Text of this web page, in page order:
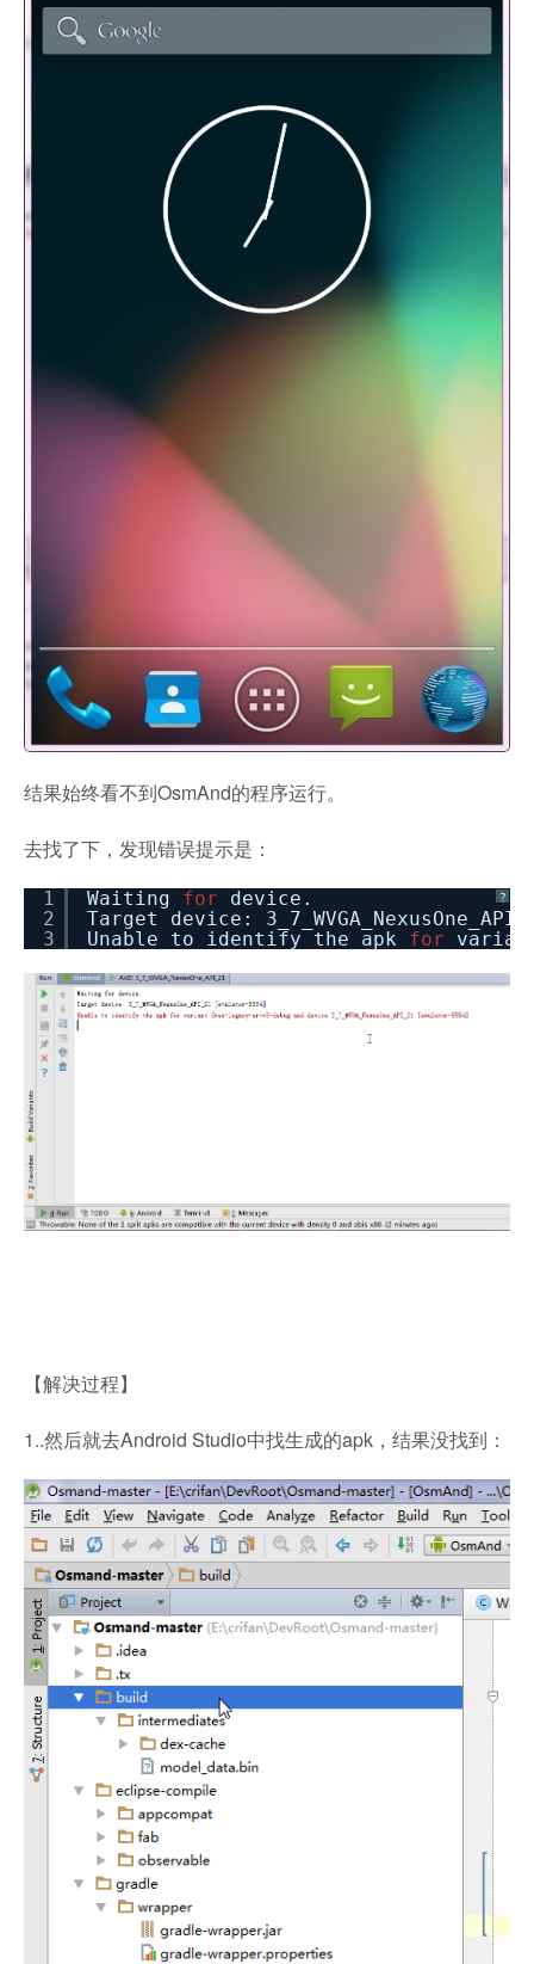
结果始终看不到OsmAnd的程序运行。
去找了下，发现错误提示是：
?
1
2
3
Waiting for
device.
Target device:
Unable to identify the apk for
【解决过程】
1..然后就去Android Studio中找生成的apk，结果没找到：